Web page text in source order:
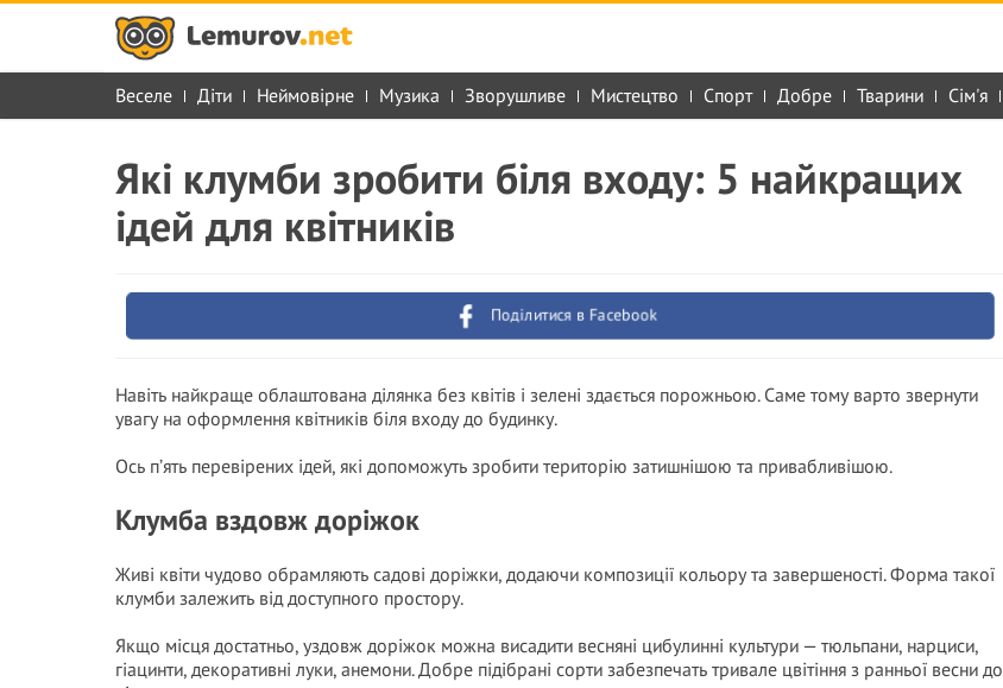
Веселе Діти Неймовірне Музика Зворушливе Мистецтво Спорт Добре Тварини Сім'я
Які клумби зробити біля входу: 5 найкращих
ідей для квітників
Поділитися в Facebook
Навіть найкраще облаштована ділянка без квітів і зелені здається порожньою. Саме тому варто звернути
увагу на оформлення квітників біля входу до будинку.
Ось п’ять перевірених ідей, які допоможуть зробити територію затишнішою та привабливішою.
Клумба вздовж доріжок
Живі квіти чудово обрамляють садові доріжки, додаючи композиції кольору та завершеності. Форма такої
клумби залежить від доступного простору.
Якщо місця достатньо, уздовж доріжок можна висадити весняні цибулинні культури — тюльпани, нарциси,
гіацинти, декоративні луки, анемони. Добре підібрані сорти забезпечать тривале цвітіння з ранньої весни до